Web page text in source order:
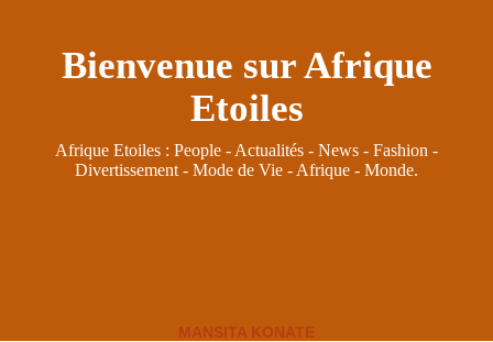
Bienvenue sur Afrique
Etoiles
Afrique Etoiles : People - Actualités - News - Fashion -
Divertissement - Mode de Vie - Afrique - Monde.
MANSITA KONATE